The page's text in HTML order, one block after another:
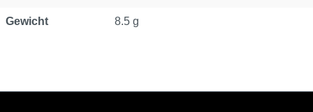
Gewicht 8.5 g